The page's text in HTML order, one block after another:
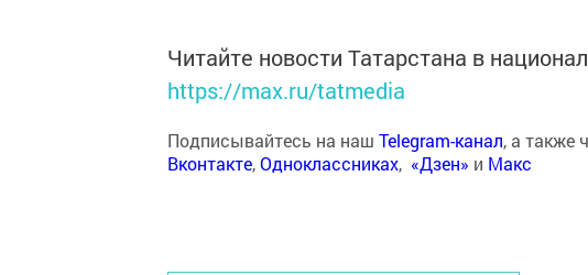
Читайте новости Татарстана в
https://max.ru/tatmedia
Подписывайтесь на наш Telegram-канал, а также
Вконтакте,Одноклассниках, «Дзен» и Макс